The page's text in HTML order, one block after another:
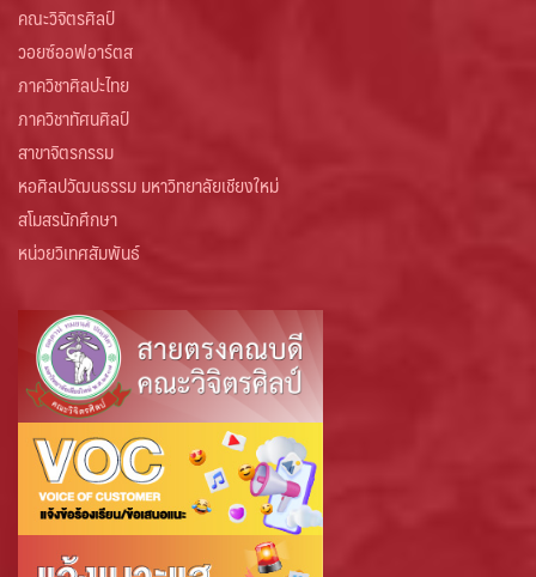
คณะวิจิตรศิลป์
วอยซ์ออฟอาร์ตส
ภาควิชาศิลปะไทย
ภาควิชาทัศนศิลป์
สาขาจิตรกรรม
หอศิลปวัฒนธรรม มหาวิทยาลัยเชียงใหม่
สโมสรนักศึกษา
หน่วยวิเทศสัมพันธ์